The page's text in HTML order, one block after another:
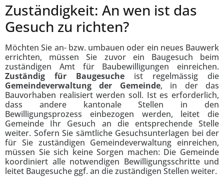
Zuständigkeit: An wen ist das
Gesuch zu richten?
Möchten Sie an- bzw. umbauen oder ein neues Bauwerk
errichten, müssen Sie zuvor ein Baugesuch beim
zuständigen Amt für Baubewilligungen einreichen.
Zuständig für Baugesuche ist regelmässig die
Gemeindeverwaltung der Gemeinde, in der das
Bauvorhaben realisiert werden soll. Ist es erforderlich,
dass andere kantonale Stellen in den
Bewilligungsprozess einbezogen werden, leitet die
Gemeinde Ihr Gesuch an die entsprechende Stelle
weiter. Sofern Sie sämtliche Gesuchsunterlagen bei der
für Sie zuständigen Gemeindeverwaltung einreichen,
müssen Sie sich keine Sorgen machen: Die Gemeinde
koordiniert alle notwendigen Bewilligungsschritte und
leitet Baugesuche ggf. an die zuständigen Stellen weiter.